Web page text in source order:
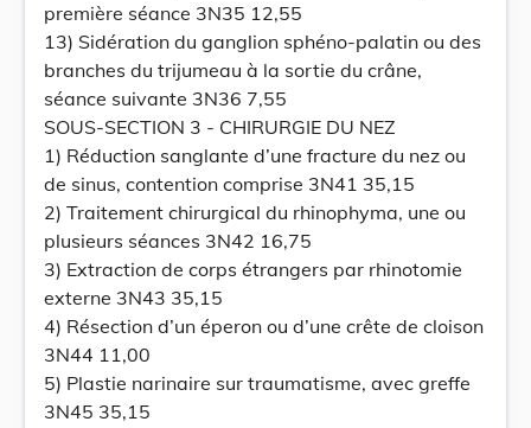
première séance 3N35 12,55
13) Sidération du ganglion sphéno-palatin ou des
branches du trijumeau à la sortie du crâne,
séance suivante 3N36 7,55
SOUS-SECTION 3 - CHIRURGIE DU NEZ
1) Réduction sanglante d’une fracture du nez ou
de sinus, contention comprise 3N41 35,15
2) Traitement chirurgical du rhinophyma, une ou
plusieurs séances 3N42 16,75
3) Extraction de corps étrangers par rhinotomie
externe 3N43 35,15
4) Résection d’un éperon ou d’une crête de cloison
3N44 11,00
5) Plastie narinaire sur traumatisme, avec greffe
3N45 35,15